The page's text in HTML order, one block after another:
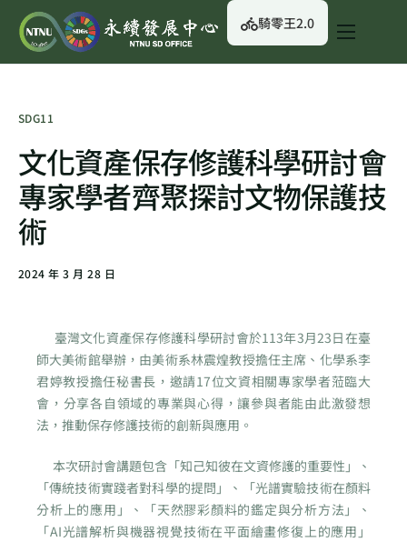
關於我們
永續資訊
校園綠生活
English
騎零王2.0
SDG11
文化資產保存修護科學研討會
專家學者齊聚探討文物保護技
術
2024 年 3 月 28 日
臺灣文化資產保存修護科學研討會於113年3月23日在臺
師大美術館舉辦，由美術系林震煌教授擔任主席、化學系李
君婷教授擔任秘書長，邀請17位文資相關專家學者蒞臨大
會，分享各自領域的專業與心得，讓參與者能由此激發想
法，推動保存修護技術的創新與應用。
本次研討會講題包含「知己知彼在文資修護的重要性」、
「傳統技術實踐者對科學的提問」、「光譜實驗技術在顏料
分析上的應用」、「天然膠彩顏料的鑑定與分析方法」、
「AI光譜解析與機器視覺技術在平面繪畫修復上的應用」